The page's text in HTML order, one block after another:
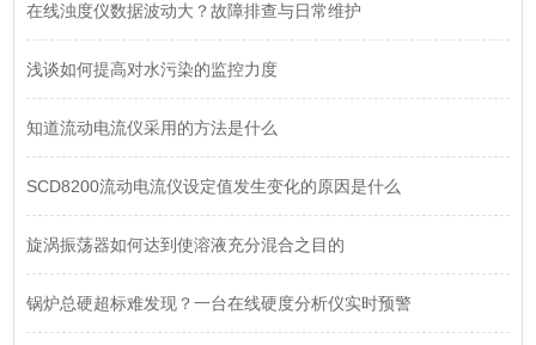
在线浊度仪数据波动大？故障排查与日常维护
浅谈如何提高对水污染的监控力度
知道流动电流仪采用的方法是什么
SCD8200流动电流仪设定值发生变化的原因是什么
旋涡振荡器如何达到使溶液充分混合之目的
锅炉总硬超标难发现？一台在线硬度分析仪实时预警